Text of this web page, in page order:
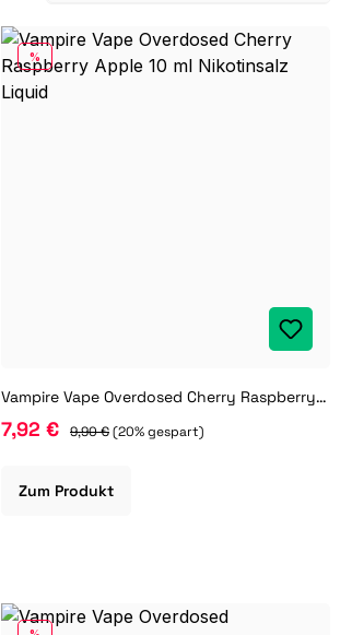
RABATT
%
Vampire Vape Overdosed Cherry Raspberry Apple 10 ml Nikotinsalz Liquid
7,92 € 9,90 €(20% gespart)
Zum Produkt